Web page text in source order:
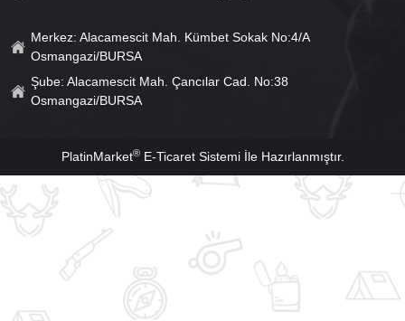
Merkez: Alacamescit Mah. Kümbet Sokak No:4/A
Osmangazi/BURSA
Şube: Alacamescit Mah. Çancılar Cad. No:38
Osmangazi/BURSA
PlatinMarket®E-Ticaret Sistemiİle Hazırlanmıştır.